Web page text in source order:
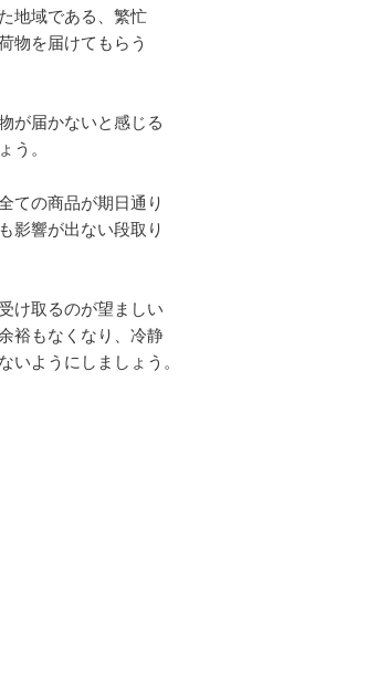
地域である、繁忙
物を届けてもらう
が届かないと感じる
。
ての商品が期日通り
影響が出ない段取り
け取るのが望ましい
裕もなくなり、冷静
ようにしましょう。